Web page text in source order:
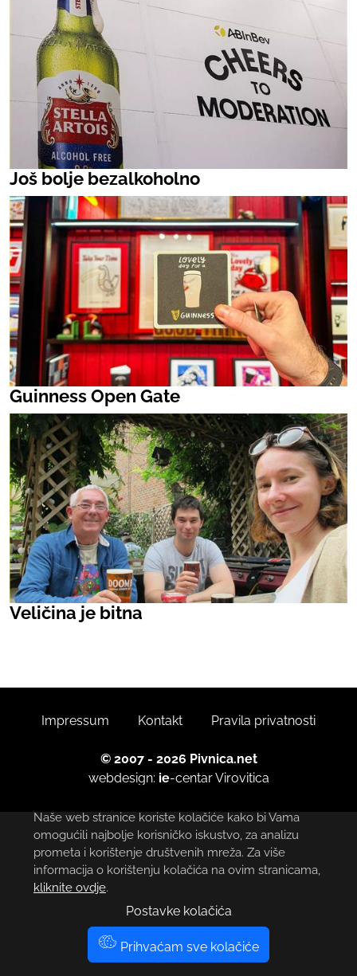
Još bolje bezalkoholno
Guinness Open Gate
Veličina je bitna
Impressum Kontakt Pravila privatnosti
© 2007 - 2026 Pivnica.net
webdesign: ie-centarVirovitica
Naše web stranice koriste kolačiće kako bi Vama
omogućili najbolje korisničko iskustvo, za analizu
prometa i korištenje društvenih mreža. Za više
informacija o korištenju kolačića na ovim stranicama,
kliknite ovdje.
Postavke kolačića
Prihvaćam sve kolačiće